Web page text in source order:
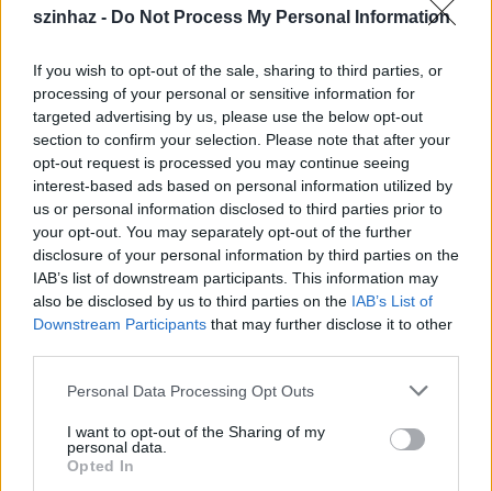
szinhaz - Do Not Process My Personal Information
If you wish to opt-out of the sale, sharing to third parties, or
processing of your personal or sensitive information for
targeted advertising by us, please use the below opt-out
section to confirm your selection. Please note that after your
opt-out request is processed you may continue seeing
interest-based ads based on personal information utilized by
us or personal information disclosed to third parties prior to
your opt-out. You may separately opt-out of the further
disclosure of your personal information by third parties on the
IAB’s list of downstream participants. This information may
also be disclosed by us to third parties on the IAB’s List of
Downstream Participants that may further disclose it to other
Please note that this website/app uses one or more Google
not limited to your visit or usage behaviour. You may click to
grant or deny consent to Google and its third-party tags to
use your data for below specified purposes in below Google
Personal Data Processing Opt Outs
I want to opt-out of the Sharing of my
personal data.
Opted In
még az előző évezred utolsó éveiből származó
Sampling Viruscíműről jó néhány lemezjátszó-, film-,
filmzene-, TV- és videoszalag-hangroncsot.
Ezzel - az ő komponálási útját (is) vázlatosan
lemásoló - módszerrel kívántam tisztelegniJohn
Cage, a hangszobrászat nagymestere és a modern
tánc egyik legnagyobb alakja,Merce Cunningham
alkotótársa előtt. Elég sok darabját felhasználtam
továbbá aZan Hoffmanamerikai művésszel való
hangminta-cserén alapuló közös alkotás számára
egy hullámvevő antennahangszerrel, a thereminnel,
és egyéb analóg eszközökkel, kontaktmikrofonokkal
felvett, 15 darab egyperces hangmintát tartalmazó
gyűjteményemnek is - rajtahagyva ezzel a művön a
szerző klasszikus értelemben vett "kézjegyét", hiszen
idegen a nem-autorizált művészeti
megnyilatkozások elgondolása.
Minden erőfeszítés, amelyet ezeknek a